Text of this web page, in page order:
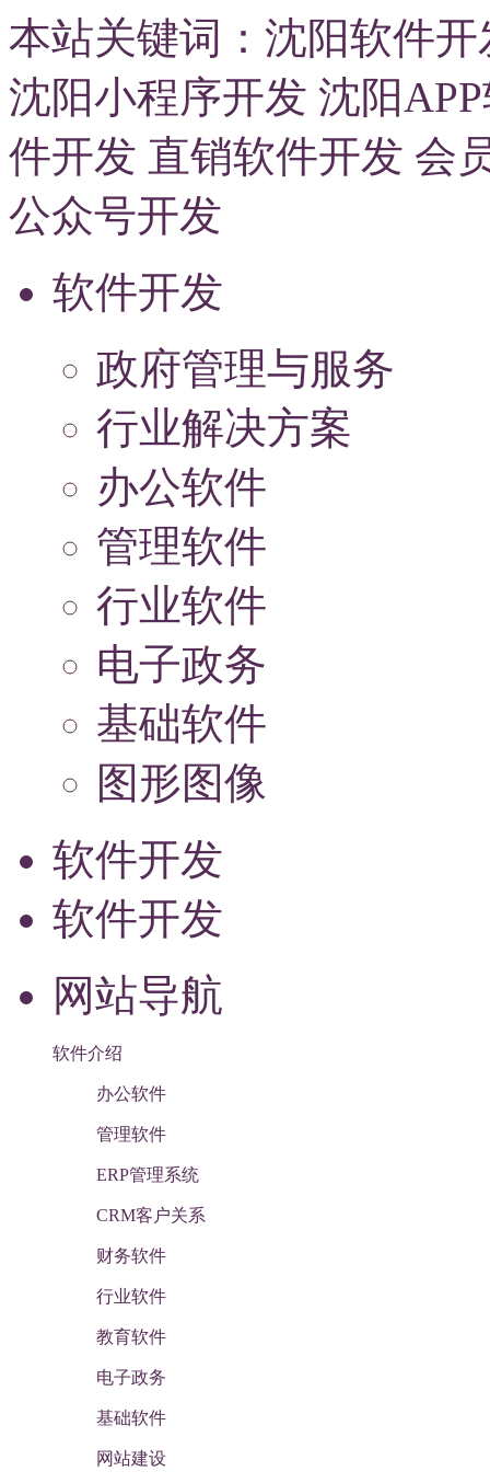
本站关键词： 沈阳软件开
沈阳小程序开发 沈阳
件开发 直销软件开发 会
公众号开发
软件开发
政府管理与服务
行业解决方案
办公软件
管理软件
行业软件
电子政务
基础软件
图形图像
软件开发
软件开发
网站导航
软件介绍
办公软件
管理软件
ERP管理系统
CRM客户关系
财务软件
行业软件
教育软件
电子政务
基础软件
网站建设